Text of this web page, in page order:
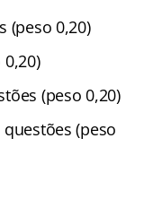
(peso 0,20)
(peso 0,20)
(peso